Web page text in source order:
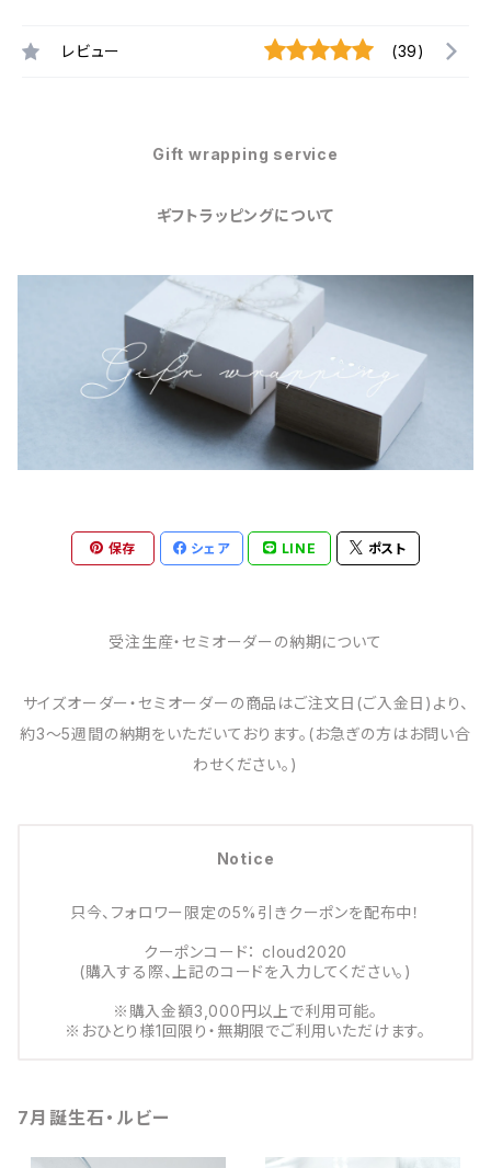
レビュー (39)
Gift wrapping service
ギフトラッピングについて
保存 シェア LINE ポスト
受注生産・セミオーダーの納期について
サイズオーダー・セミオーダーの商品はご注文日(ご入金日)より、
約3～5週間の納期をいただいております。(お急ぎの方はお問い合
わせください。)
Notice
只今、フォロワー限定の5%引きクーポンを配布中！
クーポンコード： cloud2020
(購入する際、上記のコードを入力してください。)
※購入金額3,000円以上で利用可能。
※おひとり様1回限り・無期限でご利用いただけます。
7月誕生石・ルビー